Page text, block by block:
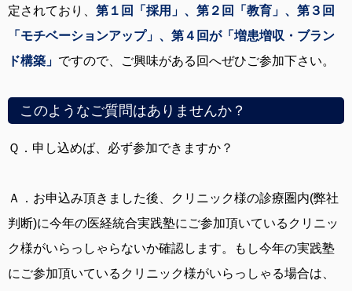
定されており、 第１回「採用」、第２回「教育」、第３回
「モチベーションアップ」、第４回が「増患増収・ブラン
ド構築」 ですので、ご興味がある回へぜひご参加下さい。
このようなご質問はありませんか？
Ｑ． 申し込めば、必ず参加できますか？
Ａ． お申込み頂きました後、クリニック様の診療圏内(弊社
判断)に今年の医経統合実践塾にご参加頂いているクリニッ
ク様がいらっしゃらないか確認します。もし今年の実践塾
にご参加頂いているクリニック様がいらっしゃる場合は、